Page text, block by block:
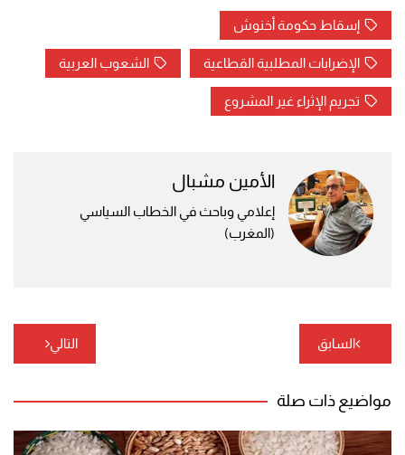
إسقاط حكومة أخنوش
الإضرابات المطلبية القطاعية الشعوب العربية
تجريم الإثراء غير المشروع
الأمين مشبال
إعلامي وباحث في الخطاب السياسي
(المغرب)
تصفّح
المقالات
السابق التالي
مواضيع ذات صلة